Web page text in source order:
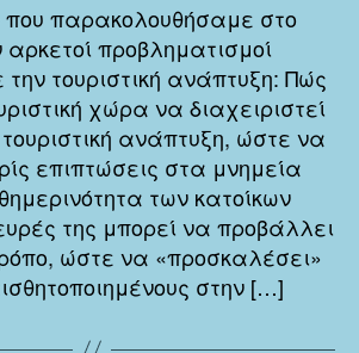
που παρακολουθήσαμε στο
προβληματισμοί
τουριστική ανάπτυξη: Πώς
χώρα να διαχειριστεί
ανάπτυξη, ώστε να
επιπτώσεις στα μνημεία
των κατοίκων
της μπορεί να προβάλλει
ώστε να «προσκαλέσει»
στην […]